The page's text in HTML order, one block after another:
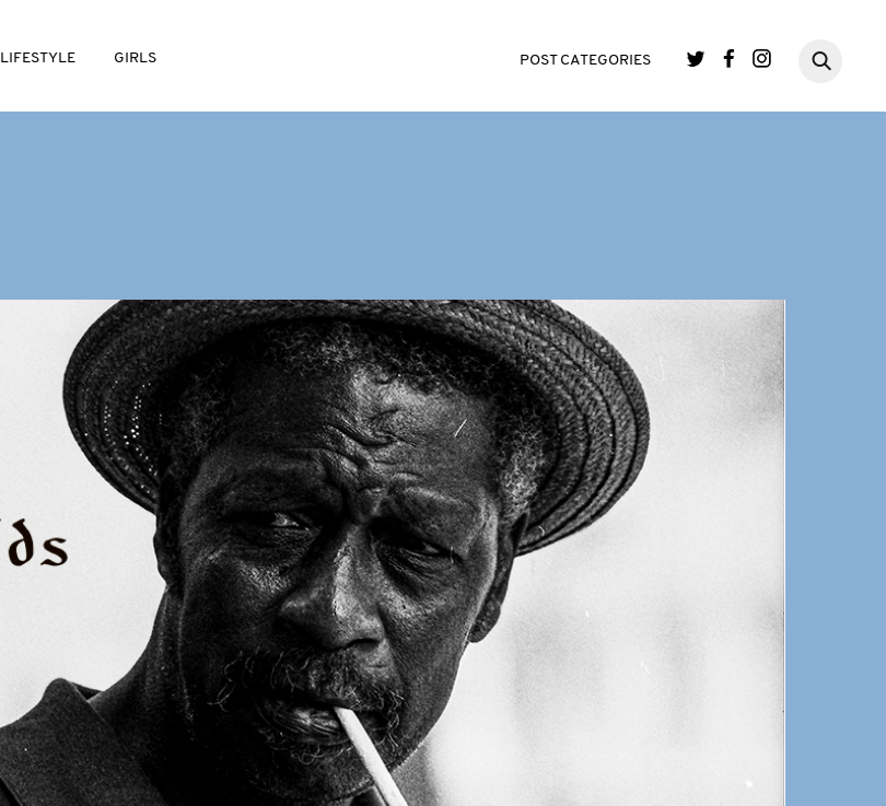
LIFESTYLE GIRLS POST CATEGORIES